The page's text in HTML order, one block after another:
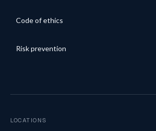
Code of ethics
Risk prevention
LOCATIONS